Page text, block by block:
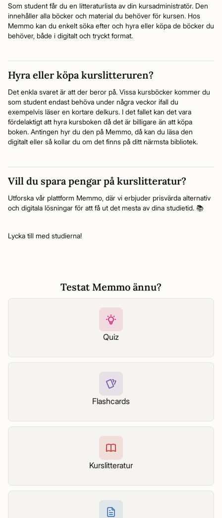
Som student får du en litteraturlista av din kursadministratör. Den
innehåller alla böcker och material du behöver för kursen. Hos
Memmo kan du enkelt söka efter och hyra eller köpa de böcker du
behöver, både i digitalt och tryckt format.
Hyra eller köpa kurslitteruren?
Det enkla svaret är att der beror på. Vissa kursböcker kommer du
som student endast behöva under några veckor ifall du
exempelvis läser en kortare delkurs. I det fallet kan det vara
fördelaktigt att hyra kursboken då det är billigare än att köpa
boken. Antingen hyr du den på Memmo, då kan du läsa den
digitalt eller så kollar du om det finns på ditt närmsta bibliotek.
Vill du spara pengar på kurslitteratur?
Utforska vår plattform Memmo, där vi erbjuder prisvärda alternativ
och digitala lösningar för att få ut det mesta av dina studietid. 📚
Lycka till med studierna!
Testat Memmo ännu?
Quiz
Flashcards
Kurslitteratur